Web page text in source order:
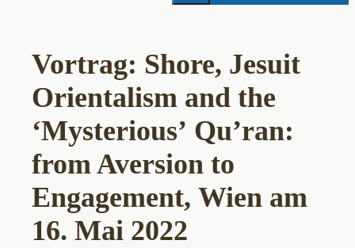
Vortrag: Shore, Jesuit
Orientalism and the
‘Mysterious’ Qu’ran:
from Aversion to
Engagement, Wien am
16. Mai 2022